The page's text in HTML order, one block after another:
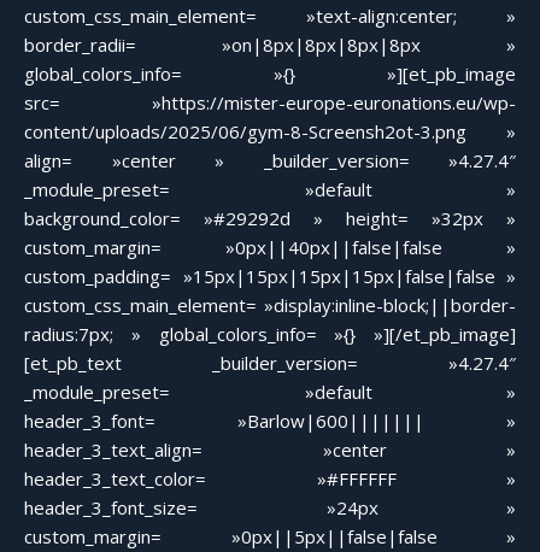
custom_css_main_element= »text-align:center; »
border_radii= »on|8px|8px|8px|8px »
global_colors_info= »{} »][et_pb_image
src= »https://mister-europe-euronations.eu/wp-
content/uploads/2025/06/gym-8-Screensh2ot-3.png »
align= »center » _builder_version= »4.27.4″
_module_preset= »default »
background_color= »#29292d » height= »32px »
custom_margin= »0px||40px||false|false »
custom_padding= »15px|15px|15px|15px|false|false »
custom_css_main_element= »display:inline-block;||border-
radius:7px; » global_colors_info= »{} »][/et_pb_image]
[et_pb_text _builder_version= »4.27.4″
_module_preset= »default »
header_3_font= »Barlow|600||||||| »
header_3_text_align= »center »
header_3_text_color= »#FFFFFF »
header_3_font_size= »24px »
custom_margin= »0px||5px||false|false »